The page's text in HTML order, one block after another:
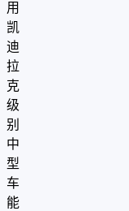
用
凯
迪
拉
克
级
别
中
型
车
能